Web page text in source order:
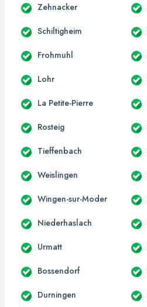
Zehnacker
Schiltigheim
Frohmuhl
Lohr
La Petite-Pierre
Rosteig
Tieffenbach
Weislingen
Wingen-sur-Moder
Niederhaslach
Urmatt
Bossendorf
Durningen